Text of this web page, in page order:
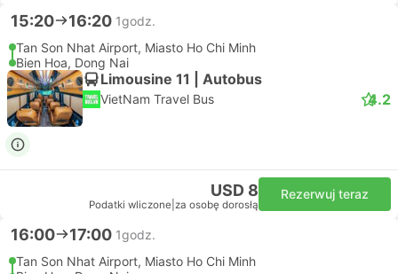
15:20 16:20 1godz.
Tan Son Nhat Airport, Miasto Ho Chi Minh
Bien Hoa, Dong Nai
Limousine 11 | Autobus
VietNam Travel Bus 4.2
USD 8
Podatki wliczone za osobę dorosłą
Rezerwuj teraz
16:00 17:00 1godz.
Tan Son Nhat Airport, Miasto Ho Chi Minh